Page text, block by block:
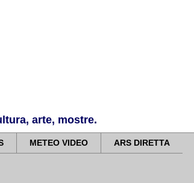
arte, mostre.
METEO VIDEO ARS DIRETTA